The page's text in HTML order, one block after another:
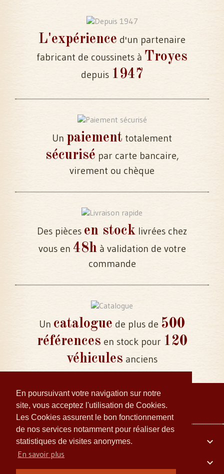
En poursuivant votre navigation sur notre
site, vous acceptez l'utilisation de Cookies.
Les Cookies assurent le bon fonctionnement
de nos services notamment pour réaliser des
statistiques de visites anonymes.
En savoir plus
L'expérience d'un partenaire
fabricant de coussinets à Troyes
depuis 1947
Un paiement totalement
sécurisé par carte bancaire,
virement ou chèque
Des pièces en stock livrées chez
vous en 48h à validation de votre
commande
Un catalogue de plus de 500
références en stock pour 120
véhicules anciens
Votre compte

Embiellage Collector
